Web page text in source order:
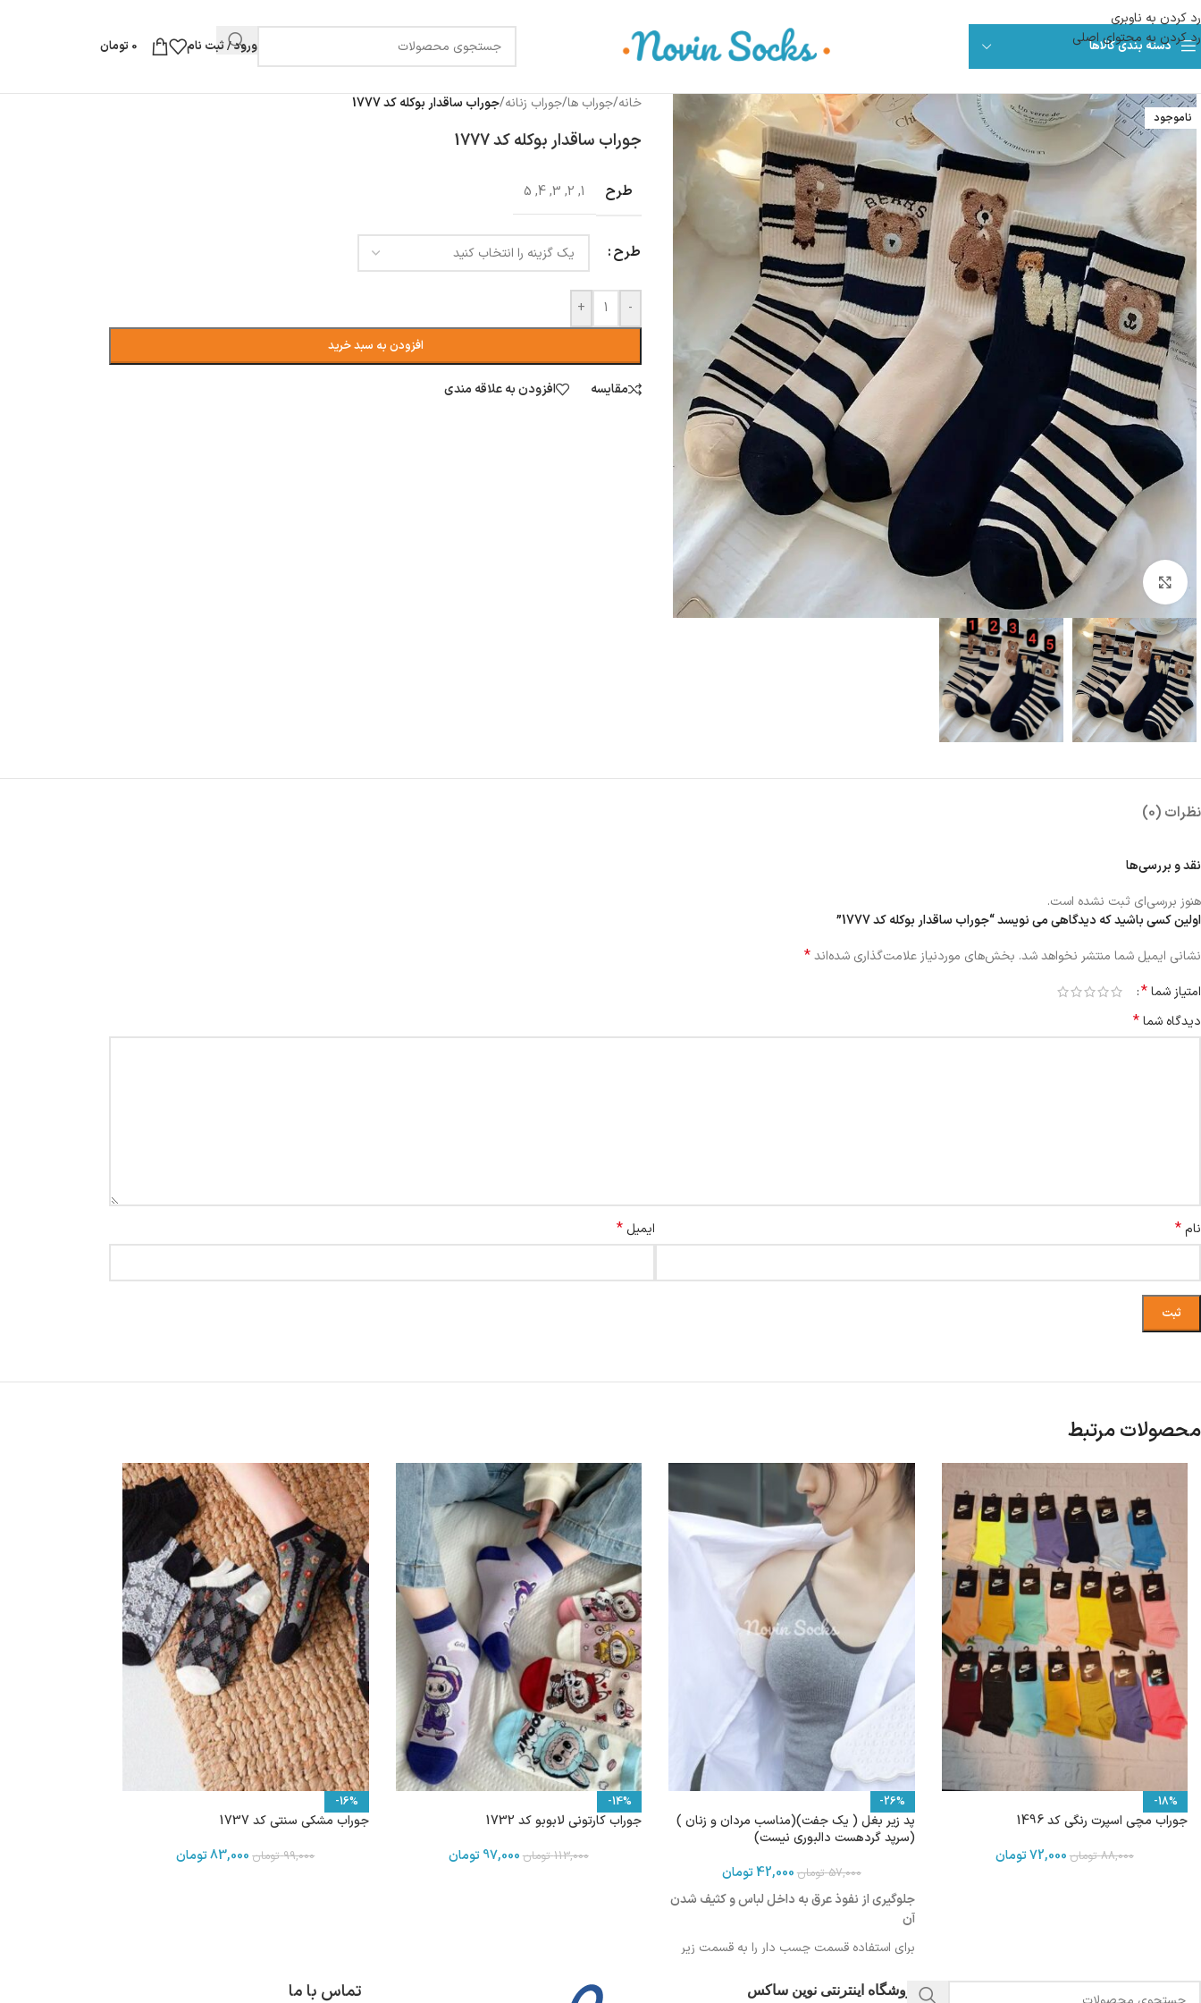
رد کردن به ناوبری
رد کردن به محتوای اصلی
دسته بندی کالاها ورود / ثبت نام 0 تومان
ناموجود
بزرگنمایی تصویر
خانه/جوراب ها/جوراب زنانه/جوراب ساقدار بوکله کد 1777
جوراب ساقدار بوکله کد 1777
طرح 1
,
2
,
3
,
4
,
5
طرح
-
+
افزودن به سبد خرید
مقایسه افزودن به علاقه مندی
نظرات (0)
نقد و بررسی‌ها
هنوز بررسی‌ای ثبت نشده است.
اولین کسی باشید که دیدگاهی می نویسد “جوراب ساقدار بوکله کد 1777”
نشانی ایمیل شما منتشر نخواهد شد. بخش‌های موردنیاز علامت‌گذاری شده‌اند*
امتیاز شما*
دیدگاه شما*
نام* ایمیل *
محصولات مرتبط
-18%
جوراب مچی اسپرت رنگی کد 1496
88,000 تومان 72,000تومان
-26%
پد زیر بغل ( یک جفت)(مناسب مردان و زنان )
(سرپد گردهست دالبوری نیست)
57,000 تومان 42,000تومان
جلوگیری از نفوذ عرق به داخل لباس و کثیف شدن
آن
برای استفاده قسمت چسب دار را به قسمت زیر
برای آشنایی با شیوه استفاده ویدیو زیر را مشاهده
-14%
جوراب کارتونی لابوبو کد 1732
113,000 تومان 97,000 تومان
-16%
جوراب مشکی سنتی کد 1737
99,000 تومان 83,000تومان
فروشگاه اینترنتی نوین ساکس تماس با ما